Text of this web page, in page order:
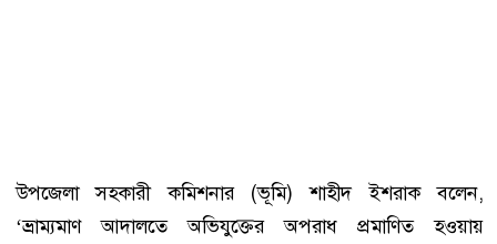
উপজেলা সহকারী কমিশনার (ভূমি) শাহীদ ইশরাক বলেন,
‘ভ্রাম্যমাণ আদালতে অভিযুক্তের অপরাধ প্রমাণিত হওয়ায়